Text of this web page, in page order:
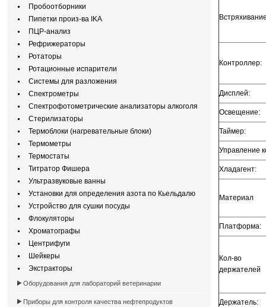
Пробоотборники
Пипетки произ-ва IKA
ПЦР-анализ
Рефрижераторы
Ротаторы
Ротационные испарители
Системы для разложения
Спектрометры
Спектрофотометрические анализаторы алкоголя
Стерилизаторы
Термоблоки (нагревательные блоки)
Термометры
Термостаты
Титратор Фишера
Ультразвуковые ванны
Установки для определения азота по Кьельдалю
Устройство для сушки посуды
Флокуляторы
Хроматографы
Центрифуги
Шейкеры
Экстракторы
Оборудования для лабораторий ветеринарии
Приборы для контроля качества нефтепродуктов
Контроллер:
Дисплей:
Освещение:
Таймер:
Управление
Хладагент:
Материал
Платформа:
Кол-во
держателей
Держатель: